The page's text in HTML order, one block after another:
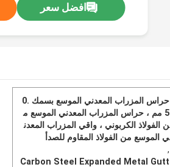
افضل سعر
حراس المزراب المعدني الموسع بسمك 0.
5 مم ، حراس المزراب المعدني الموسع م
ن الفولاذ الكربوني ، واقي المزراب المعدن
ي الموسع من الفولاذ المقاوم للصدأ
,
Carbon Steel Expanded Metal Gutt